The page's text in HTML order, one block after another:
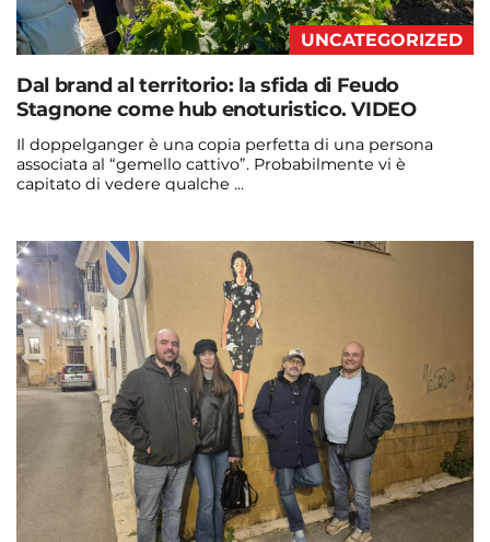
UNCATEGORIZED
Dal brand al territorio: la sfida di Feudo
Stagnone come hub enoturistico. VIDEO
Il doppelganger è una copia perfetta di una persona
associata al “gemello cattivo”. Probabilmente vi è
capitato di vedere qualche ...
admin@admin.com 3 days fa